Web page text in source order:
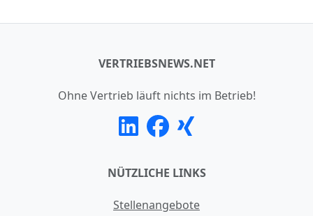
VERTRIEBSNEWS.NET
Ohne Vertrieb läuft nichts im Betrieb!
NÜTZLICHE LINKS
Stellenangebote